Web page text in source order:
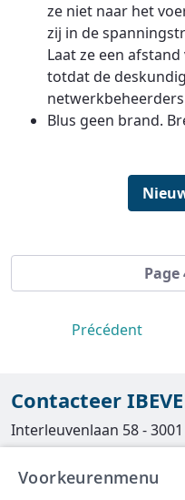
ze niet naar het
zij in de
Laat ze een
totdat de
Blus geen brand.
Page
Précédent
Contacteer IBEVE
Interleuvenlaan 58 -
016/390490
Voorkeurenmenu